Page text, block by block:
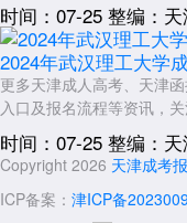
时间：07-25 整编：
2024年武汉理工大学
更多天津成人高考、天津
入口及报名流程等资讯，
时间：07-25 整编：
Copyright 2026 天津成考
ICP备案： 津ICP备